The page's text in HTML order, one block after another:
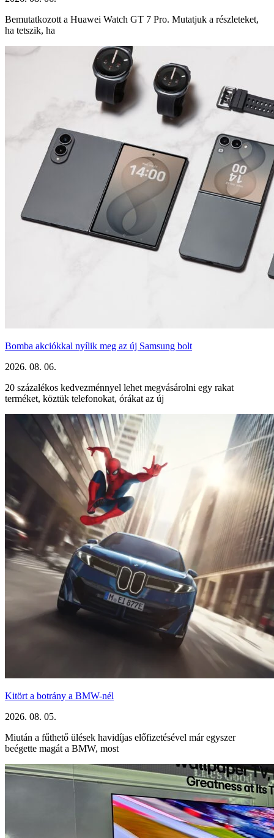
Bemutatkozott a Huawei Watch GT 7 Pro. Mutatjuk a részleteket,
ha tetszik, ha
Bomba akciókkal nyílik meg az új Samsung bolt
2026. 08. 06.
20 százalékos kedvezménnyel lehet megvásárolni egy rakat
terméket, köztük telefonokat, órákat az új
Kitört a botrány a BMW-nél
2026. 08. 05.
Miután a fűthető ülések havidíjas előfizetésével már egyszer
beégette magát a BMW, most